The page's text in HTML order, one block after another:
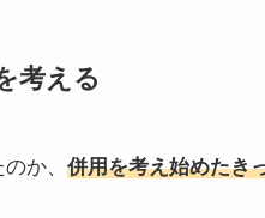
考える
か、 併用を考え始めたき